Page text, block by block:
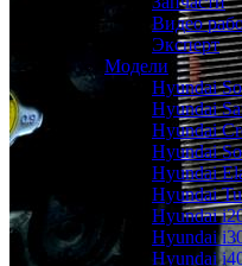
Видео
Эксперт
Модели
Hyundai
Hyundai
Hyundai
Hyundai
Hyundai
Hyundai
Hyundai
Hyundai
Hyundai